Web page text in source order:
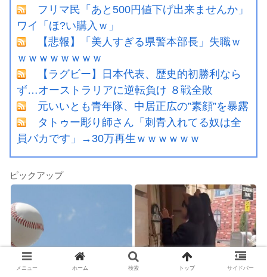
フリマ民「あと500円値下げ出来ませんか」
ワイ「ほ?い購入ｗ」
【悲報】「美人すぎる県警本部長」失職ｗ
ｗｗｗｗｗｗｗｗ
【ラグビー】日本代表、歴史的初勝利なら
ず…オーストラリアに逆転負け ８戦全敗
元いいとも青年隊、中居正広の”素顔”を暴露
タトゥー彫り師さん「刺青入れてる奴は全
員バカです」→30万再生ｗｗｗｗｗｗ
ピックアップ
メニュー ホーム 検索 トップ サイドバー